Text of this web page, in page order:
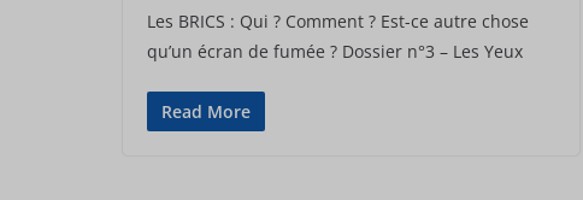
Les BRICS : Qui ? Comment ? Est-ce autre chose
qu’un écran de fumée ? Dossier n°3 – Les Yeux
Read More